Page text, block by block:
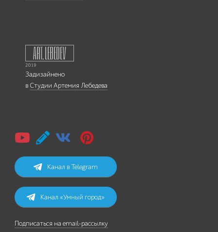
Задизайнено
в Студии Артемия Лебедева
Канал в Telegram
Канал «Умный город»
Подписаться на email-рассылку